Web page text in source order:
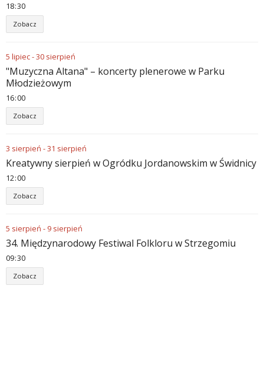
18:30
Zobacz
5 lipiec-30 sierpień
"Muzyczna Altana" – koncerty plenerowe w Parku
Młodzieżowym
16:00
Zobacz
3 sierpień -31 sierpień
Kreatywny sierpień w Ogródku Jordanowskim w Świdnicy
12:00
Zobacz
5 sierpień - 9 sierpień
34. Międzynarodowy Festiwal Folkloru w Strzegomiu
09:30
Zobacz